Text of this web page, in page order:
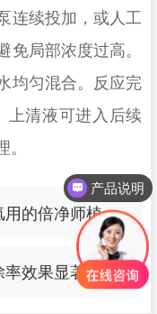
连续投加，或人工
免局部浓度过高。
均匀混合。反应完
上清液可进入后续
养鸡场除氨气，硫化氢用的倍净师植物除臭剂在哪能买到？
率效果显著
产品说明
产品报价